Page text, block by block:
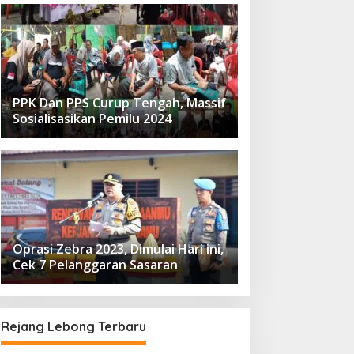
PPK Dan PPS Curup Tengah, Massif
Sosialisasikan Pemilu 2024
Oprasi Zebra 2023, Dimulai Hari ini,
Cek 7 Pelanggaran Sasaran
Rejang Lebong Terbaru